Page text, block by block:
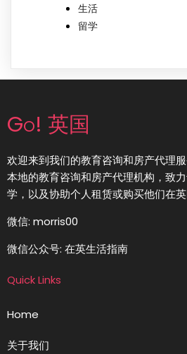
生活
留学
Go! 英国
欢迎来到我们的教育咨询和房产代理
本地的教育咨询和房产代理机构，致
学，以及协助个人租赁或购买他们在英
微信: morris00
微信公众号: 在英生活指南
Quick Links
Home
关于我们